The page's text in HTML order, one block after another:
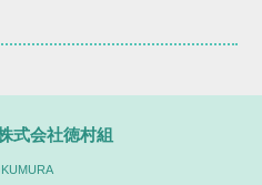
式会社徳村組